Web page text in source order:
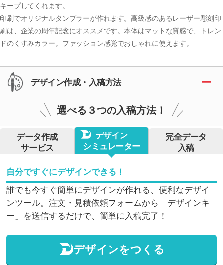
キープしてくれます。
印刷でオリジナルタンブラーが作れます。高級感のあるレーザー彫刻印
刷は、企業の周年記念にオススメです。本体はマットな質感で、トレン
ドのくすみカラー。ファッション感覚でおしゃれに使えます。
デザイン作成・入稿方法
選べる３つの入稿方法！
データ作成
サービス
デザイン
シミュレーター
完全データ
入稿
自分ですぐにデザインできる！
誰でも今すぐ簡単にデザインが作れる、便利なデザイ
ンツール。注文・見積依頼フォームから「デザインキ
ー」を送信するだけで、簡単に入稿完了！
デザインをつくる